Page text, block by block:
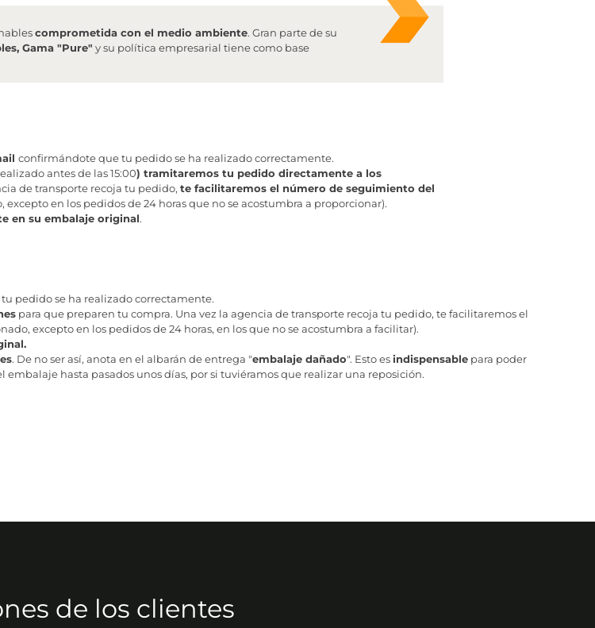
comprometida con el medio ambiente. Gran parte de su
Gama "Pure" y su política empresarial tiene como base
confirmándote que tu pedido se ha realizado correctamente.
antes de las 15:00) tramitaremos tu pedido directamente a los
de transporte recoja tu pedido, te facilitaremos el número de seguimiento del
en los pedidos de 24 horas que no se acostumbra a proporcionar).
en su embalaje original.
pedido se ha realizado correctamente.
para que preparen tu compra. Una vez la agencia de transporte recoja tu pedido, te facilitaremos el
excepto en los pedidos de 24 horas, en los que no se acostumbra a facilitar).
. De no ser así, anota en el albarán de entrega "embalaje dañado". Esto esindispensablepara poder
hasta pasados unos días, por si tuviéramos que realizar una reposición.
de los clientes